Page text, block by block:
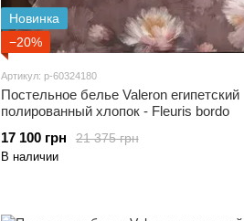
Новинка
−20%
Артикул: p-60324180
Постельное белье Valeron египетский
полированный хлопок - Fleuris bordo
21 375 грн
17 100 грн
В наличии